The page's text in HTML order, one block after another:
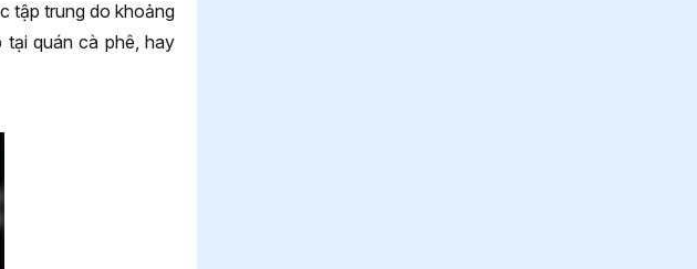
tập trung do khoảng
quán cà phê, hay